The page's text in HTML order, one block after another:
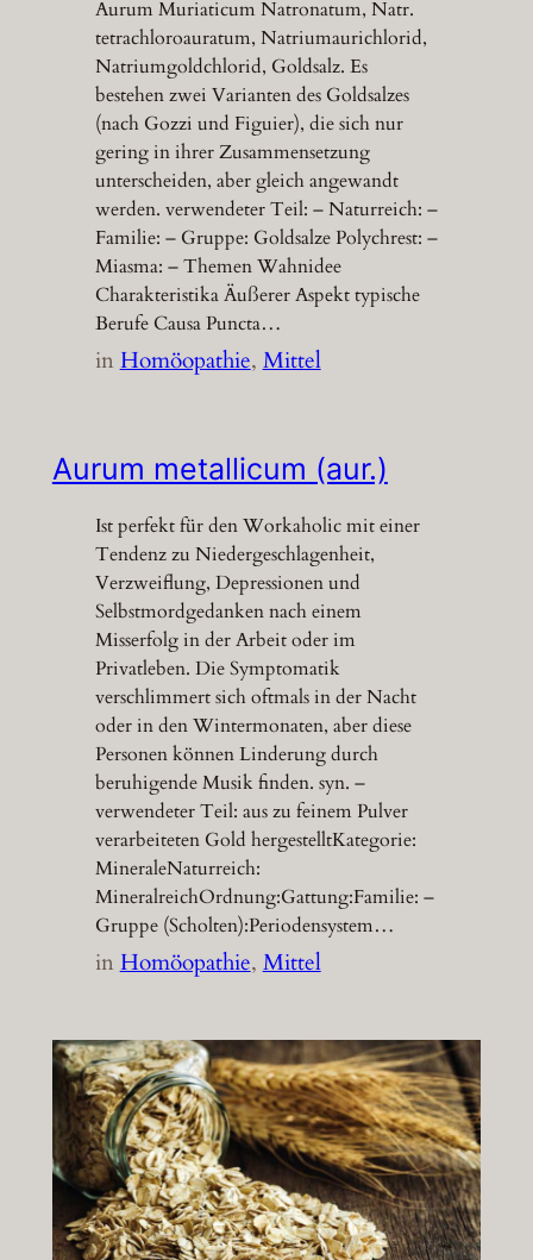
Aurum Muriaticum Natronatum, Natr.
tetrachloroauratum, Natriumaurichlorid,
Natriumgoldchlorid, Goldsalz. Es
bestehen zwei Varianten des Goldsalzes
(nach Gozzi und Figuier), die sich nur
gering in ihrer Zusammensetzung
unterscheiden, aber gleich angewandt
werden. verwendeter Teil: – Naturreich: –
Familie: – Gruppe: Goldsalze Polychrest: –
Miasma: – Themen Wahnidee
Charakteristika Äußerer Aspekt typische
Berufe Causa Puncta…
inHomöopathie, Mittel
Aurum metallicum (aur.)
Ist perfekt für den Workaholic mit einer
Tendenz zu Niedergeschlagenheit,
Verzweiflung, Depressionen und
Selbstmordgedanken nach einem
Misserfolg in der Arbeit oder im
Privatleben. Die Symptomatik
verschlimmert sich oftmals in der Nacht
oder in den Wintermonaten, aber diese
Personen können Linderung durch
beruhigende Musik finden. syn. –
verwendeter Teil: aus zu feinem Pulver
verarbeiteten Gold hergestelltKategorie:
MineraleNaturreich:
MineralreichOrdnung:Gattung:Familie: –
Gruppe (Scholten):Periodensystem…
inHomöopathie, Mittel